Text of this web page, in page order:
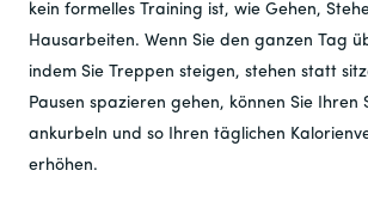
kein formelles Training ist, wie Gehen,
Hausarbeiten. Wenn Sie den ganzen Tag
indem Sie Treppen steigen, stehen statt
Pausen spazieren gehen, können Sie Ihren
ankurbeln und so Ihren täglichen
erhöhen.